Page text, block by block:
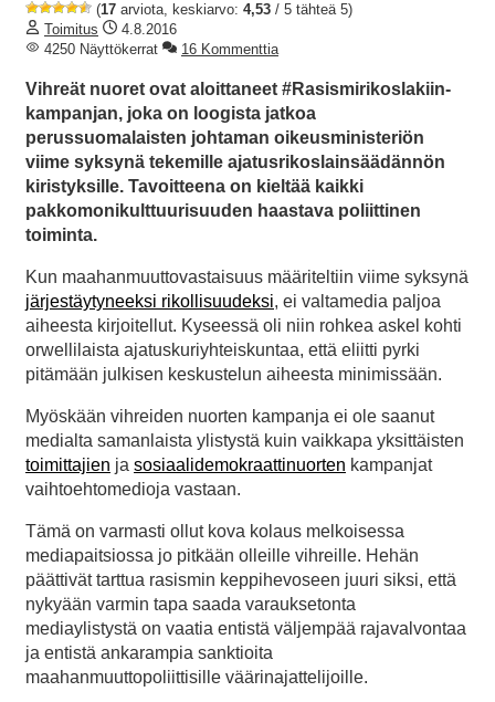
(17 arviota, keskiarvo: 4,53 / 5 tähteä 5)
Toimitus
4.8.2016
4250 Näyttökerrat
16 Kommenttia
Vihreät nuoret ovat aloittaneet #Rasismirikoslakiin-
kampanjan, joka on loogista jatkoa
perussuomalaisten johtaman oikeusministeriön
viime syksynä tekemille ajatusrikoslainsäädännön
kiristyksille. Tavoitteena on kieltää kaikki
pakkomonikulttuurisuuden haastava poliittinen
toiminta.
Kun maahanmuuttovastaisuus määriteltiin viime syksynä
järjestäytyneeksi rikollisuudeksi, ei valtamedia paljoa
aiheesta kirjoitellut. Kyseessä oli niin rohkea askel kohti
orwellilaista ajatuskuriyhteiskuntaa, että eliitti pyrki
pitämään julkisen keskustelun aiheesta minimissään.
Myöskään vihreiden nuorten kampanja ei ole saanut
medialta samanlaista ylistystä kuin vaikkapa yksittäisten
toimittajien ja sosiaalidemokraattinuorten kampanjat
vaihtoehtomedioja vastaan.
Tämä on varmasti ollut kova kolaus melkoisessa
mediapaitsiossa jo pitkään olleille vihreille. Hehän
päättivät tarttua rasismin keppihevoseen juuri siksi, että
nykyään varmin tapa saada varauksetonta
mediaylistystä on vaatia entistä väljempää rajavalvontaa
ja entistä ankarampia sanktioita
maahanmuuttopoliittisille väärinajattelijoille.